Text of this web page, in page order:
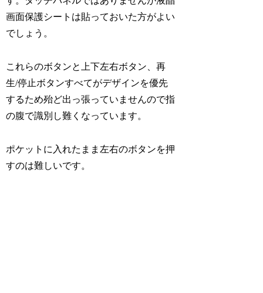
画面保護シートは貼っておいた方がよい
でしょう。
これらのボタンと上下左右ボタン、再
生/停止ボタンすべてがデザインを優先
するため殆ど出っ張っていませんので指
の腹で識別し難くなっています。
ポケットに入れたまま左右のボタンを押
すのは難しいです。